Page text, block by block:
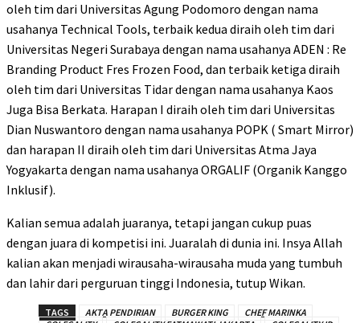
oleh tim dari Universitas Agung Podomoro dengan nama
usahanya Technical Tools, terbaik kedua diraih oleh tim dari
Universitas Negeri Surabaya dengan nama usahanya ADEN : Re
Branding Product Fres Frozen Food, dan terbaik ketiga diraih
oleh tim dari Universitas Tidar dengan nama usahanya Kaos
Juga Bisa Berkata. Harapan I diraih oleh tim dari Universitas
Dian Nuswantoro dengan nama usahanya POPK ( Smart Mirror)
dan harapan II diraih oleh tim dari Universitas Atma Jaya
Yogyakarta dengan nama usahanya ORGALIF (Organik Kanggo
Inklusif).
Kalian semua adalah juaranya, tetapi jangan cukup puas
dengan juara di kompetisi ini. Juaralah di dunia ini. Insya Allah
kalian akan menjadi wirausaha-wirausaha muda yang tumbuh
dan lahir dari perguruan tinggi Indonesia, tutup Wikan.
TAGS AKTA PENDIRIAN BURGER KING
CHEF MARINKA